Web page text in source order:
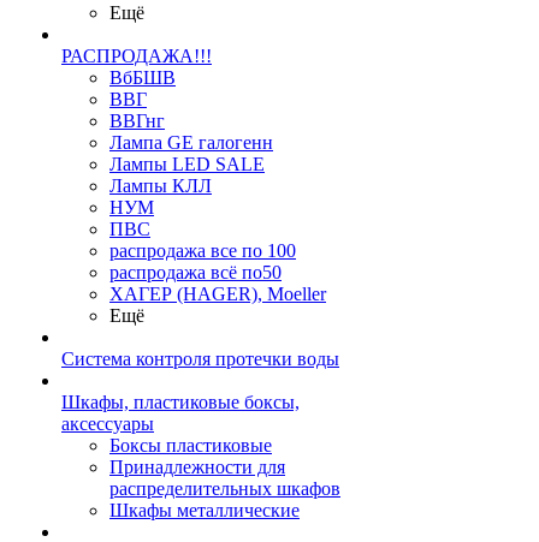
Ещё
РАСПРОДАЖА!!!
ВбБШВ
ВВГ
ВВГнг
Лампа GE галогенн
Лампы LED SALE
Лампы КЛЛ
НУМ
ПВС
распродажа все по 100
распродажа всё по50
ХАГЕР (HAGER), Moeller
Ещё
Система контроля протечки воды
Шкафы, пластиковые боксы,
аксессуары
Боксы пластиковые
Принадлежности для
распределительных шкафов
Шкафы металлические